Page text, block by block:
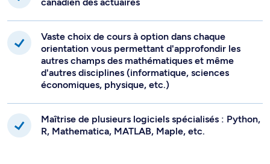
Vaste choix de cours à option dans chaque
orientation vous permettant d'approfondir les
autres champs des mathématiques et même
d'autres disciplines (informatique, sciences
économiques, physique, etc.)
Maîtrise de plusieurs logiciels spécialisés : Python,
R, Mathematica, MATLAB, Maple, etc.